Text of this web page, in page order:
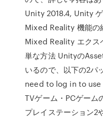
Unity 2018.4, Unity
Mixed Reality 機能の
Mixed Reality エクス
単な方法 Unityの
いるので、以下の2パ
need to log in to use
TVゲーム・PCゲーム
プレイステーション2